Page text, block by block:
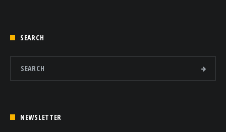
SEARCH
NEWSLETTER